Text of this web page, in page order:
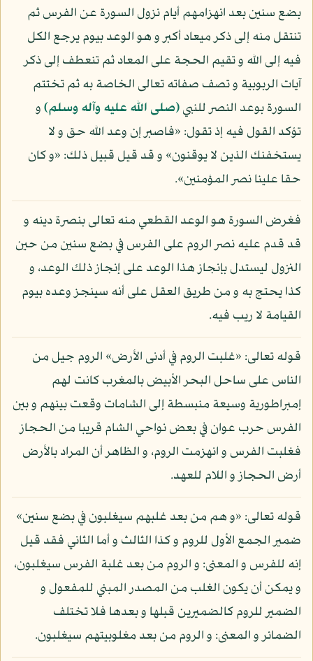
بضع سنين بعد انهزامهم أيام نزول السورة عن الفرس ثم
تنتقل منه إلى ذكر ميعاد أكبر و هو الوعد بيوم يرجع الكل
فيه إلى الله و تقيم الحجة على المعاد ثم تنعطف إلى ذكر
آيات الربوبية و تصف صفاته تعالى الخاصة به ثم تختتم
السورة بوعد النصر للنبي(صلى الله عليه وآله وسلم)و
تؤكد القول فيه إذ تقول: «فاصبر إن وعد الله حق و لا
يستخفنك الذين لا يوقنون» و قد قيل قبيل ذلك: «و كان
حقا علينا نصر المؤمنين».
فغرض السورة هو الوعد القطعي منه تعالى بنصرة دينه و
قد قدم عليه نصر الروم على الفرس في بضع سنين من حين
النزول ليستدل بإنجاز هذا الوعد على إنجاز ذلك الوعد، و
كذا يحتج به و من طريق العقل على أنه سينجز وعده بيوم
القيامة لا ريب فيه.
قوله تعالى: «غلبت الروم في أدنى الأرض» الروم جيل من
الناس على ساحل البحر الأبيض بالمغرب كانت لهم
إمبراطورية وسيعة منبسطة إلى الشامات وقعت بينهم و بين
الفرس حرب عوان في بعض نواحي الشام قريبا من الحجاز
فغلبت الفرس و انهزمت الروم، و الظاهر أن المراد بالأرض
أرض الحجاز و اللام للعهد.
قوله تعالى: «و هم من بعد غلبهم سيغلبون في بضع سنين»
ضمير الجمع الأول للروم و كذا الثالث و أما الثاني فقد قيل
إنه للفرس و المعنى: و الروم من بعد غلبة الفرس سيغلبون،
و يمكن أن يكون الغلب من المصدر المبني للمفعول و
الضمير للروم كالضميرين قبلها و بعدها فلا تختلف
الضمائر و المعنى: و الروم من بعد مغلوبيتهم سيغلبون.